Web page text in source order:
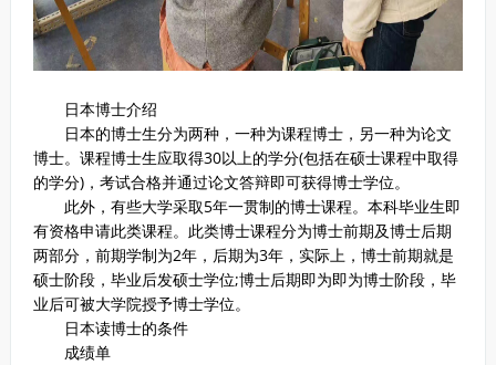
日本博士介绍
日本的博士生分为两种，一种为课程博士，另一种为论文
博士。课程博士生应取得30以上的学分(包括在硕士课程中取得
的学分)，考试合格并通过论文答辩即可获得博士学位。
此外，有些大学采取5年一贯制的博士课程。本科毕业生即
有资格申请此类课程。此类博士课程分为博士前期及博士后期
两部分，前期学制为2年，后期为3年，实际上，博士前期就是
硕士阶段，毕业后发硕士学位;博士后期即为即为博士阶段，毕
业后可被大学院授予博士学位。
日本读博士的条件
成绩单